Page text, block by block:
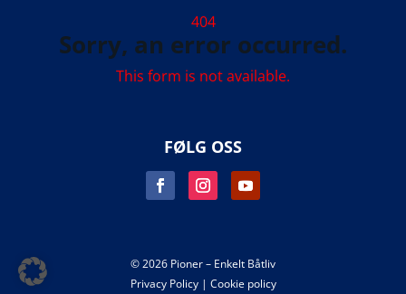
404
Sorry, an error occurred.
This form is not available.
FØLG OSS
© 2026 Pioner – Enkelt Båtliv
Privacy Policy| Cookie policy